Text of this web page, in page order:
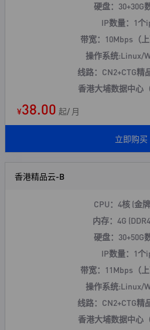
硬盘：30+30G
IP数量：1个
带宽：10Mbps（上
操作系统:Linux/
线路：CN2+CTG精
香港大埔数据中心
¥38.00 起/ 月
立即购买
香港精品云-B
CPU：4核 (金
内存：4G
硬盘：30+50G
IP数量：1个
带宽：11Mbps（上
操作系统:Linux/
线路：CN2+CTG精
香港大埔数据中心